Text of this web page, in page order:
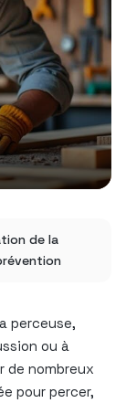
de la
perceuse,
ou à
de nombreux
pour percer,